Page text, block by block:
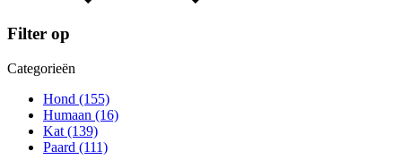
Filter op
Categorieën
Hond (155)
Humaan (16)
Kat (139)
Paard (111)